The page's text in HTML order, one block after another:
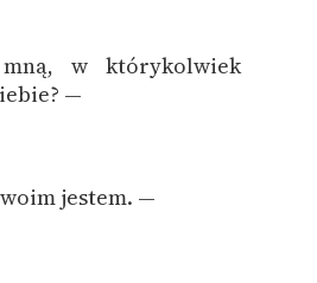
w którykolwiek
—
jestem. —